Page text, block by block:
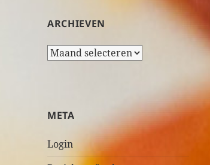
ARCHIEVEN
A
i
v
META
Login